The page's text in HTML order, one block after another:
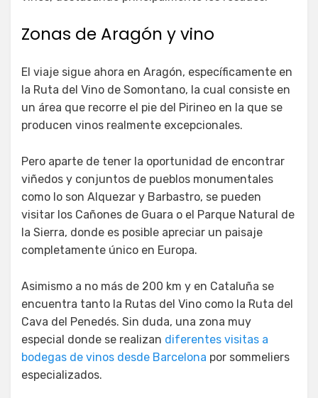
Zonas de Aragón y vino
El viaje sigue ahora en Aragón, específicamente en
la Ruta del Vino de Somontano, la cual consiste en
un área que recorre el pie del Pirineo en la que se
producen vinos realmente excepcionales.
Pero aparte de tener la oportunidad de encontrar
viñedos y conjuntos de pueblos monumentales
como lo son Alquezar y Barbastro, se pueden
visitar los Cañones de Guara o el Parque Natural de
la Sierra, donde es posible apreciar un paisaje
completamente único en Europa.
Asimismo a no más de 200 km y en Cataluña se
encuentra tanto la Rutas del Vino como la Ruta del
Cava del Penedés. Sin duda, una zona muy
especial donde se realizan diferentes visitas a
bodegas de vinos desde Barcelona por sommeliers
especializados.